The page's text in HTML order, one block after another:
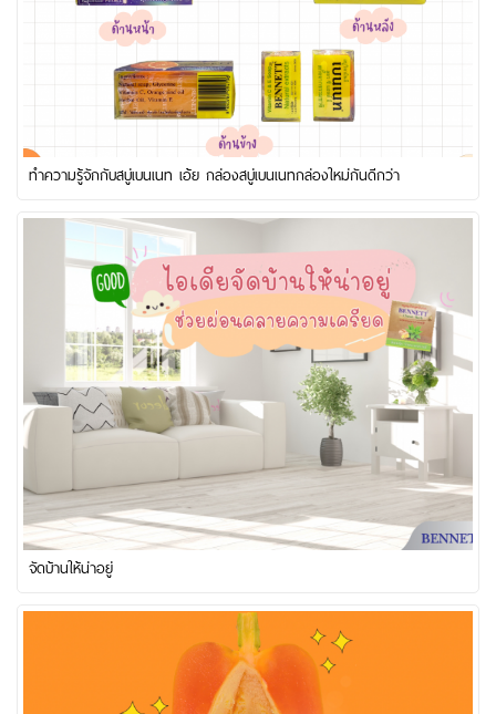
ทำความรู้จักกับสบู่เบนเนท เอ้ย กล่องสบู่เบนเนทกล่องใหม่กันดีกว่า
จัดบ้านให้น่าอยู่